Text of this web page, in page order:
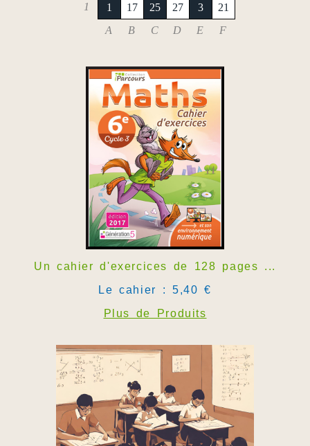
1
1 17 25 27 3
21
A
B C D E F
Un cahier d'exercices de 128 pages ...
Le cahier : 5,40 €
Plus de Produits